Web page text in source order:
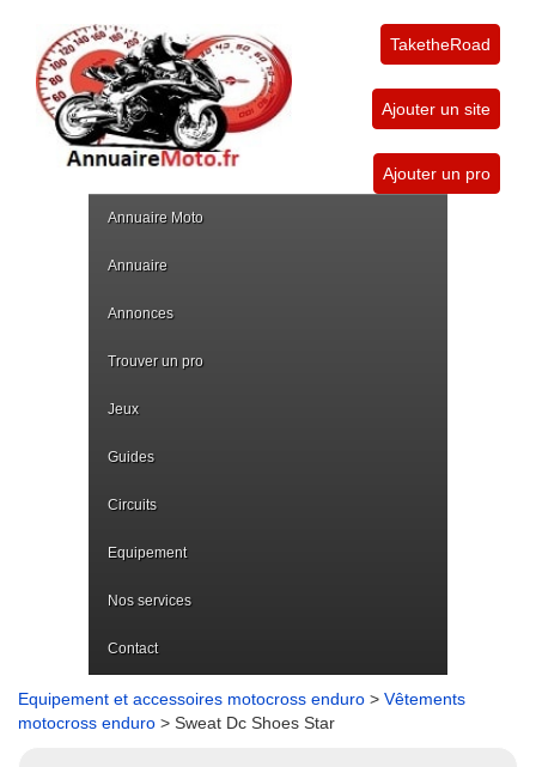
TaketheRoad
Ajouter un site
Ajouter un pro
Annuaire Moto
Annuaire
Annonces
Trouver un pro
Jeux
Guides
Circuits
Equipement
Nos services
Contact
Equipement et accessoires motocross enduro > Vêtements
motocross enduro > Sweat Dc Shoes Star